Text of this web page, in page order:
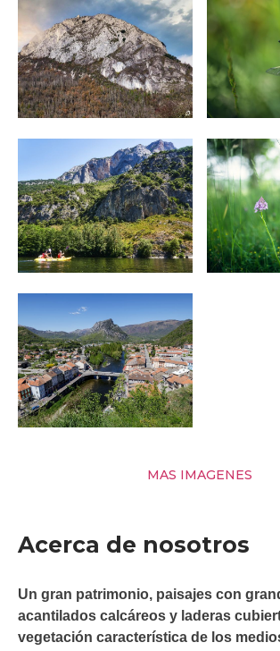
MAS IMAGENES
Acerca de nosotros
Un gran patrimonio, paisajes con
acantilados calcáreos y laderas
vegetación característica de los